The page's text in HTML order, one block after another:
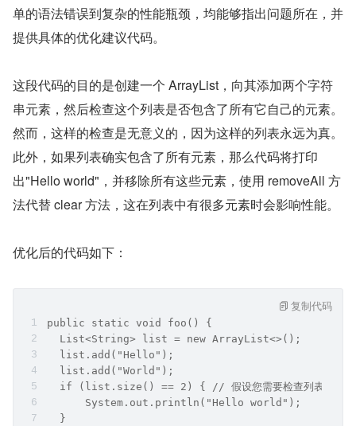
单的语法错误到复杂的性能瓶颈，均能够指出问题所在，并
提供具体的优化建议代码。
这段代码的目的是创建一个 ArrayList，向其添加两个字符
串元素，然后检查这个列表是否包含了所有它自己的元素。
然而，这样的检查是无意义的，因为这样的列表永远为真。
此外，如果列表确实包含了所有元素，那么代码将打印
出"Hello world"，并移除所有这些元素，使用 removeAll 方
法代替 clear 方法，这在列表中有很多元素时会影响性能。
优化后的代码如下：
public static void foo() {
  List<String> list = new ArrayList<>();
  list.add("Hello");
  list.add("World");
if (list.size() == 2) { // 假设您需要检查列表是否包
      System.out.println("Hello world");
  }
复制代码